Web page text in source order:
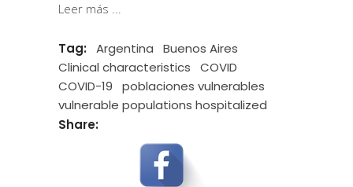
Leer más
Tag: Argentina
Buenos Aires
Clinical characteristics
COVID
COVID-19
poblaciones vulnerables
vulnerable populations hospitalized
Share: